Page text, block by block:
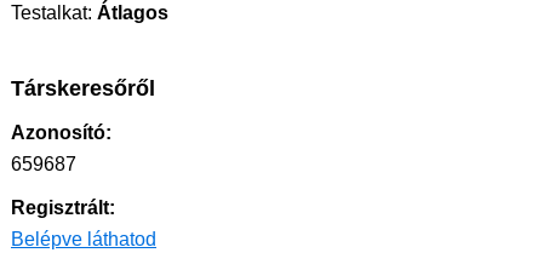
Testalkat: Átlagos
Társkeresőről
Azonosító:
659687
Regisztrált:
Belépve láthatod